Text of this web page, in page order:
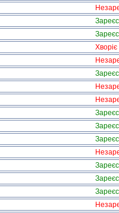
Хворіє